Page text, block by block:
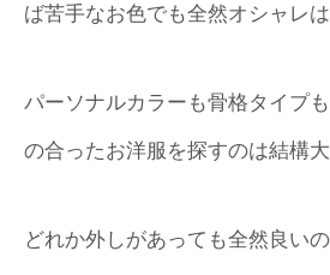
ば苦手なお色でも全然オシャレ
パーソナルカラーも骨格タイプ
の合ったお洋服を探すのは結構
どれか外しがあっても全然良い